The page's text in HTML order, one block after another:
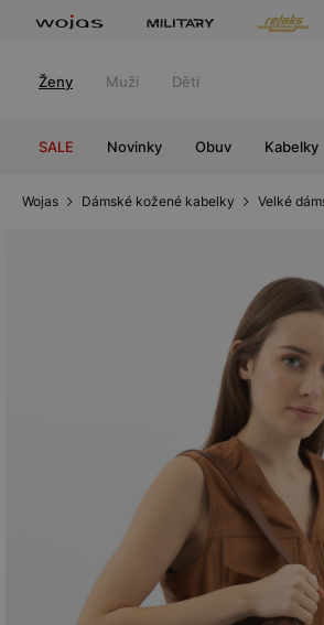
Ženy Muži Děti
SALE Novinky Obuv Kabelky
Wojas Dámské kožené kabelky Velké